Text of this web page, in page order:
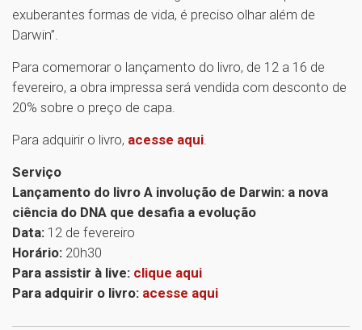
exuberantes formas de vida, é preciso olhar além de
Darwin”.
Para comemorar o lançamento do livro, de 12 a 16 de
fevereiro, a obra impressa será vendida com desconto de
20% sobre o preço de capa.
Para adquirir o livro, acesse aqui.
Serviço
Lançamento do livro A involução de Darwin: a nova
ciência do DNA que desafia a evolução
Data: 12 de fevereiro
Horário: 20h30
Para assistir à live: clique aqui
Para adquirir o livro: acesse aqui
1